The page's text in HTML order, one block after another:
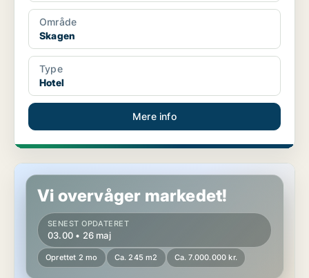
Område
Skagen
Type
Hotel
Mere info
Hotelejendom i Aalborg
Vi overvåger markedet!
SENEST OPDATERET
03.00 • 26 maj
Oprettet 2 mo Ca. 245 m2 Ca. 7.000.000 kr.